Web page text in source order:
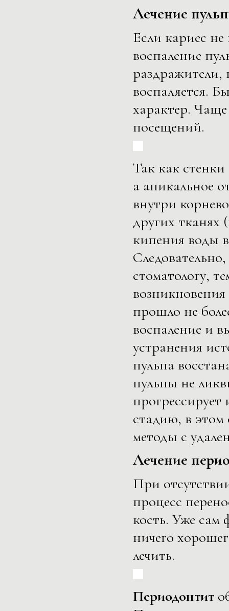
Лечение
Если кариес не
воспаление
воспаляется.
характер. Чаще
посещений.
Так как
а апикальное
внутри
других тканях
кипения воды
стоматологу,
прошло не
воспаление и
устранения
пульпа
пульпы не
стадию, в этом
методы с
Лечение
При
процесс
кость. Уже сам
ничего
лечить.
Периодонтит